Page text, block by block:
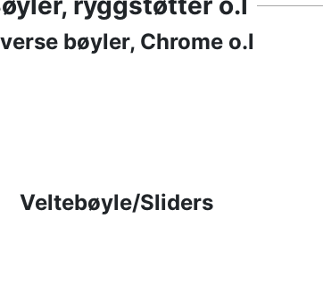
bøyler, Chrome o.l
Veltebøyle/Sliders